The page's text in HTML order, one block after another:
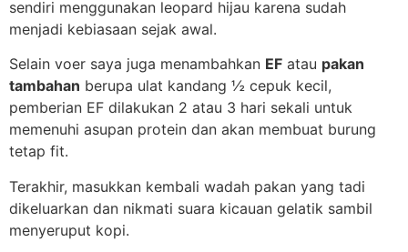
sendiri menggunakan leopard hijau karena sudah
menjadi kebiasaan sejak awal.
Selain voer saya juga menambahkan EF atau pakan
tambahan berupa ulat kandang ½ cepuk kecil,
pemberian EF dilakukan 2 atau 3 hari sekali untuk
memenuhi asupan protein dan akan membuat burung
tetap fit.
Terakhir, masukkan kembali wadah pakan yang tadi
dikeluarkan dan nikmati suara kicauan gelatik sambil
menyeruput kopi.